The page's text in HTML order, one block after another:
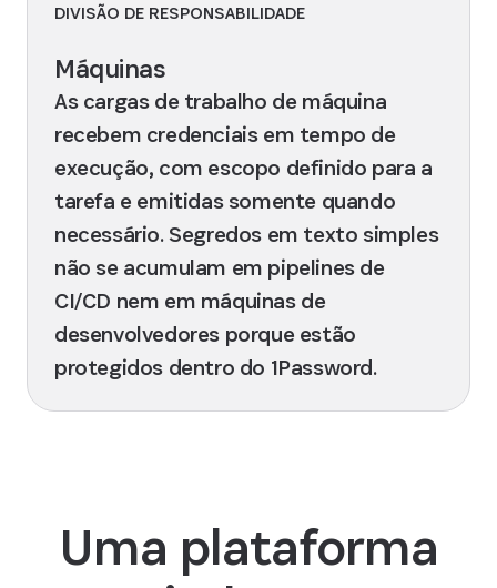
DIVISÃO DE RESPONSABILIDADE
Máquinas
As cargas de trabalho de máquina
recebem credenciais em tempo de
execução, com escopo definido para a
tarefa e emitidas somente quando
necessário. Segredos em texto simples
não se acumulam em pipelines de
CI/CD nem em máquinas de
desenvolvedores porque estão
protegidos dentro do 1Password.
Uma plataforma